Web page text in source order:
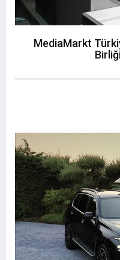
MediaMarkt